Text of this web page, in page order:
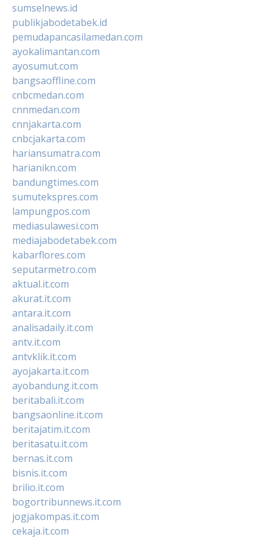
sumselnews.id
publikjabodetabek.id
pemudapancasilamedan.com
ayokalimantan.com
ayosumut.com
bangsaoffline.com
cnbcmedan.com
cnnmedan.com
cnnjakarta.com
cnbcjakarta.com
hariansumatra.com
harianikn.com
bandungtimes.com
sumutekspres.com
lampungpos.com
mediasulawesi.com
mediajabodetabek.com
kabarflores.com
seputarmetro.com
aktual.it.com
akurat.it.com
antara.it.com
analisadaily.it.com
antv.it.com
antvklik.it.com
ayojakarta.it.com
ayobandung.it.com
beritabali.it.com
bangsaonline.it.com
beritajatim.it.com
beritasatu.it.com
bernas.it.com
bisnis.it.com
brilio.it.com
bogortribunnews.it.com
jogjakompas.it.com
cekaja.it.com